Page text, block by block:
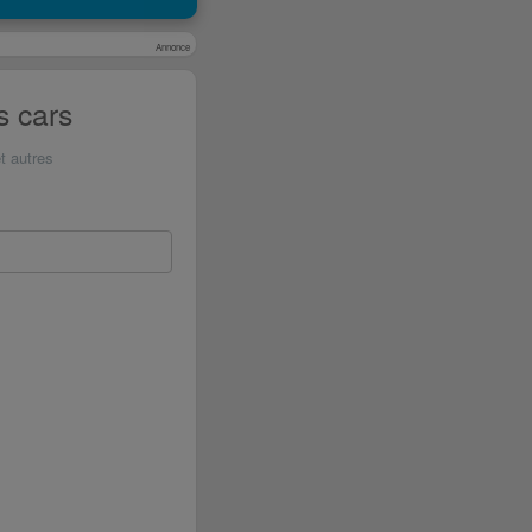
Annonce
cars
autres